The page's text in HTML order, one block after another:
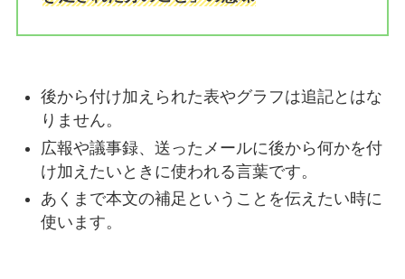
後から付け加えられた表やグラフは追記とはな
りません。
広報や議事録、送ったメールに後から何かを付
け加えたいときに使われる言葉です。
あくまで本文の補足ということを伝えたい時に
使います。